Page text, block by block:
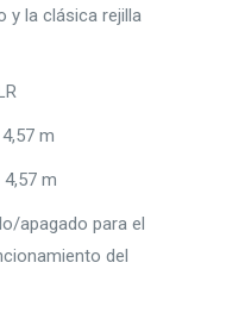
y la clásica rejilla
m
4,57 m
apagado para el
del